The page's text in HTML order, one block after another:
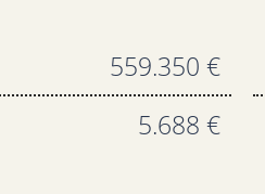
559.350 €
5.688 €